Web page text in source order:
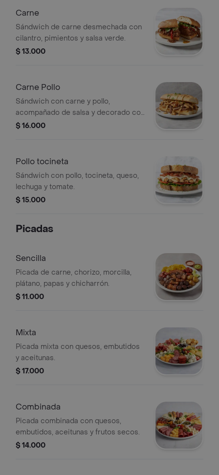
Carne
Sándwich de carne desmechada con
cilantro, pimientos y salsa verde.
$ 13.000
Carne Pollo
Sándwich con carne y pollo,
acompañado de salsa y decorado con
cilantro.
$ 16.000
Pollo tocineta
Sándwich con pollo, tocineta, queso,
lechuga y tomate.
$ 15.000
Picadas
Sencilla
Picada de carne, chorizo, morcilla,
plátano, papas y chicharrón.
$ 11.000
Mixta
Picada mixta con quesos, embutidos
y aceitunas.
$ 17.000
Combinada
Picada combinada con quesos,
embutidos, aceitunas y frutos secos.
$ 14.000